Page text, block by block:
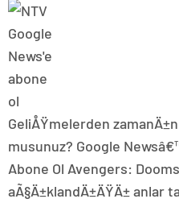
GeliÅŸmelerden
musunuz? Google
Abone Ol Avengers:
aÃ§Ä±klandÄ±ÄŸÄ± anlar